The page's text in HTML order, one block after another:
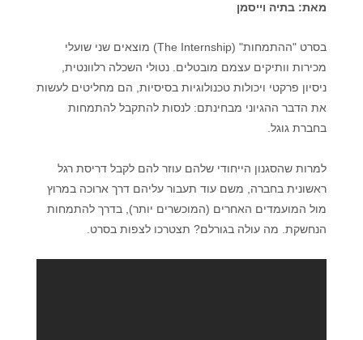
קורסים אונליין
שדרוג קורות חיים
התנתקות
מאת: בתיה וייסמן
בסרט "ההתמחות" (The Internship) מוצאים שני שועלי
מכירות וותיקים עצמם מובטלים. נטולי השכלה רלוונטית,
ניסיון פרקטי ויכולות טכנולוגיות בסיסיות, הם מחליטים לעשות
את הדבר ההגיוני מבחינתם: לנסות להתקבל להתמחות
בחברת גוגל.
למרות שהסגנון הייחודי שלהם עוזר להם לקבל דריסת רגל
ראשונית בחברה, משם עוד תעבור עליהם דרך ארוכה במרוץ
מול המועמדים האחרים (המוכשרים יותר), בדרך להתמחות
הנחשקת. מה עולה בגורלם? תצטרכו לצפות בסרט.